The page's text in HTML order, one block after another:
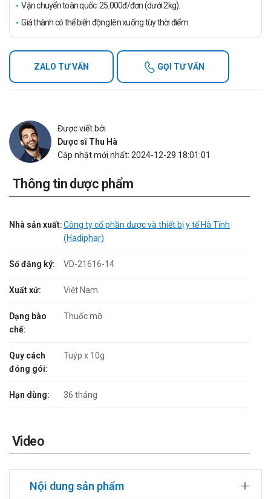
Vận chuyển toàn quốc: 25.000đ/đơn (dưới 2kg).
Giá thành có thể biến động lên xuống tùy thời điểm.
ZALO TƯ VẤN GỌI TƯ VẤN
Được viết bởi
Dược sĩ Thu Hà
Cập nhật mới nhất: 2024-12-29 18:01:01
Thông tin dược phẩm
Nhà sản xuất:Công ty cổ phần dược và thiết bị y tế Hà Tĩnh
(Hadiphar)
Số đăng ký: VD-21616-14
Xuất xứ: Việt Nam
Dạng bào
chế:
Thuốc mỡ
Quy cách
đóng gói:
Tuýp x 10g
Hạn dùng: 36 tháng
Video
Nội dung sản phẩm